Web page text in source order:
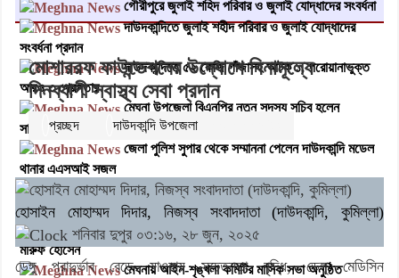
গৌরীপুরে জুলাই শহিদ পরিবার ও জুলাই যোদ্ধাদের সংবর্ধনা
দাউদকান্দিতে জুলাই শহীদ পরিবার ও জুলাই যোদ্ধাদের
সংবর্ধনা প্রদান
দাউদকান্দিতে ৫২ কেজি গাঁজাসহ আটক ১, পরোয়ানাভুক্ত
আরও ৩ গ্রেপ্তার
মেঘনা উপজেলা বিএনপির নতুন সদস্য সচিব হলেন
সালাউদ্দিন সরকার
জেলা পুলিশ সুপার থেকে সম্মাননা পেলেন দাউদকান্দি মডেল
থানার এএসআই সজল
দাউদকান্দিতে উপজেলা আইন-শৃঙ্খলা কমিটির মাসিক সভা
অনুষ্ঠিত
দাউদকান্দিতে মুচি সম্প্রদায়ের খোঁজখবর নিলেন ড. খন্দকার
মারুফ হোসেন
মেঘনায় আইন-শৃঙ্খলা কমিটির মাসিক সভা অনুষ্ঠিত
মোশাররফ ফাউন্ডেশনের উদ্যোগে বিনামূল্যে
দিনব্যাপী স্বাস্থ্য সেবা প্রদান
প্রচ্ছদ দাউদকান্দি উপজেলা
হোসাইন মোহাম্মদ দিদার, নিজস্ব সংবাদদাতা (দাউদকান্দি, কুমিল্লা)
শনিবার দুপুর ০৩:১৬, ২৮ জুন, ২০২৫
ডেঙ্গু প্রাদুর্ভাব বেড়ে যাওয়ায় সচেতনতা বৃদ্ধি, ডেঙ্গু মেডিসিন